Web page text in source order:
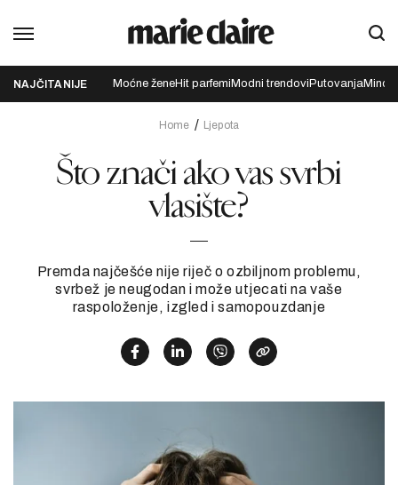
NAJČITANIJE Moćne ženeHit parfemi Modni trendovi Putovanja
Home Ljepota
Što znači ako vas svrbi
vlasište?
Premda najčešće nije riječ o ozbiljnom problemu,
svrbež je neugodan i može utjecati na vaše
raspoloženje, izgled i samopouzdanje